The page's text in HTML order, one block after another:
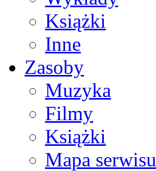
Książki
Inne
Zasoby
Muzyka
Filmy
Książki
Mapa serwisu